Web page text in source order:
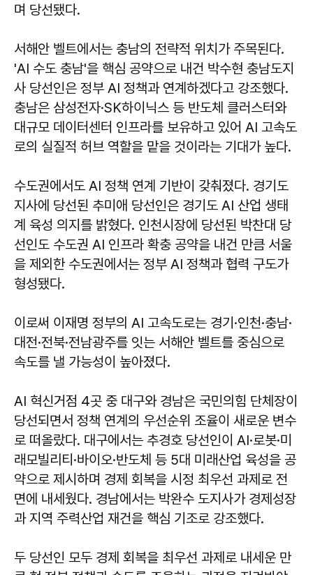
며 당선됐다.
서해안 벨트에서는 충남의 전략적 위치가 주목된다.
'AI 수도 충남'을 핵심 공약으로 내건 박수현 충남도지
사 당선인은 정부 AI 정책과 연계하겠다고 강조했다.
충남은 삼성전자·SK하이닉스 등 반도체 클러스터와
대규모 데이터센터 인프라를 보유하고 있어 AI 고속도
로의 실질적 허브 역할을 맡을 것이라는 기대가 높다.
수도권에서도 AI 정책 연계 기반이 갖춰졌다. 경기도
지사에 당선된 추미애 당선인은 경기도 AI 산업 생태
계 육성 의지를 밝혔다. 인천시장에 당선된 박찬대 당
선인도 수도권 AI 인프라 확충 공약을 내건 만큼 서울
을 제외한 수도권에서는 정부 AI 정책과 협력 구도가
형성됐다.
이로써 이재명 정부의 AI 고속도로는 경기·인천·충남·
대전·전북·전남광주를 잇는 서해안 벨트를 중심으로
속도를 낼 가능성이 높아졌다.
AI 혁신거점 4곳 중 대구와 경남은 국민의힘 단체장이
당선되면서 정책 연계의 우선순위 조율이 새로운 변수
로 떠올랐다. 대구에서는 추경호 당선인이 AI·로봇·미
래모빌리티·바이오·반도체 등 5대 미래산업 육성을 공
약으로 제시하며 경제 회복을 시정 최우선 과제로 전
면에 내세웠다. 경남에서는 박완수 도지사가 경제성장
과 지역 주력산업 재건을 핵심 기조로 강조했다.
두 당선인 모두 경제 회복을 최우선 과제로 내세운 만